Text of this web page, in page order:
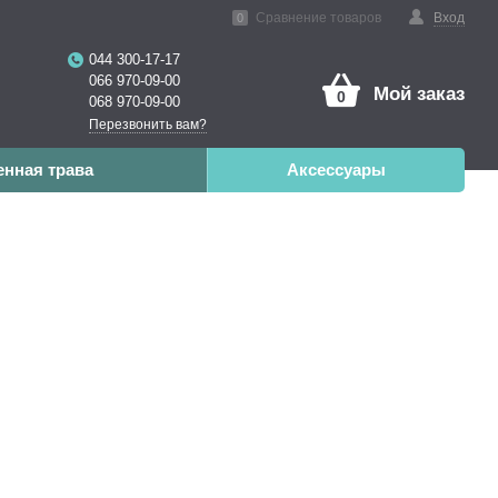
Вход
0 Сравнение товаров
044 300-17-17
066 970-09-00
068 970-09-00
Перезвонить вам?
0 Мой заказ
трава Аксессуары